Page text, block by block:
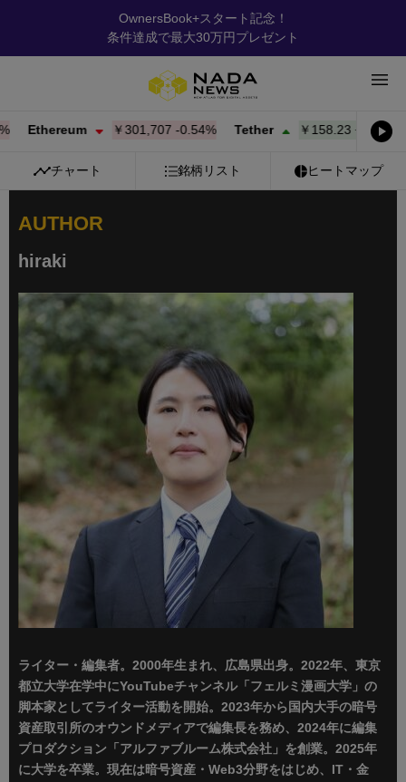
OwnersBook+スタート記念！
条件達成で最大30万円プレゼント
￥301,707-0.54% Tether ￥158.23+0.00%
チャート 銘柄リスト ヒートマップ
AUTHOR
hiraki
ライター・編集者。2000年生まれ、広島県出身。2022年、東京
都立大学在学中にYouTubeチャンネル「フェルミ漫画大学」の
脚本家としてライター活動を開始。2023年から国内大手の暗号
資産取引所のオウンドメディアで編集長を務め、2024年に編集
プロダクション「アルファブルーム株式会社」を創業。2025年
に大学を卒業。現在は暗号資産・Web3分野をはじめ、IT・金